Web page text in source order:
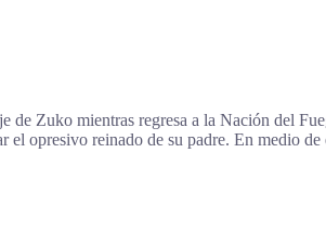
de Zuko mientras regresa a la Nación del
opresivo reinado de su padre. En medio de